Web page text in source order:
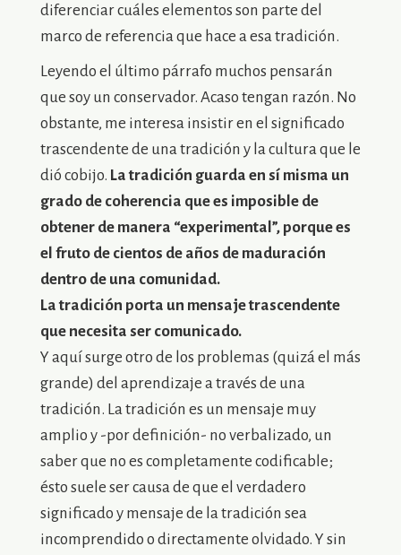
diferenciar cuáles elementos son parte del
marco de referencia que hace a esa tradición.
Leyendo el último párrafo muchos pensarán
que soy un conservador. Acaso tengan razón. No
obstante, me interesa insistir en el significado
trascendente de una tradición y la cultura que le
dió cobijo. La tradición guarda en sí misma un
grado de coherencia que es imposible de
obtener de manera “experimental”, porque es
el fruto de cientos de años de maduración
dentro de una comunidad.
La tradición porta un mensaje trascendente
que necesita ser comunicado.
Y aquí surge otro de los problemas (quizá el más
grande) del aprendizaje a través de una
tradición. La tradición es un mensaje muy
amplio y -por definición- no verbalizado, un
saber que no es completamente codificable;
ésto suele ser causa de que el verdadero
significado y mensaje de la tradición sea
incomprendido o directamente olvidado. Y sin